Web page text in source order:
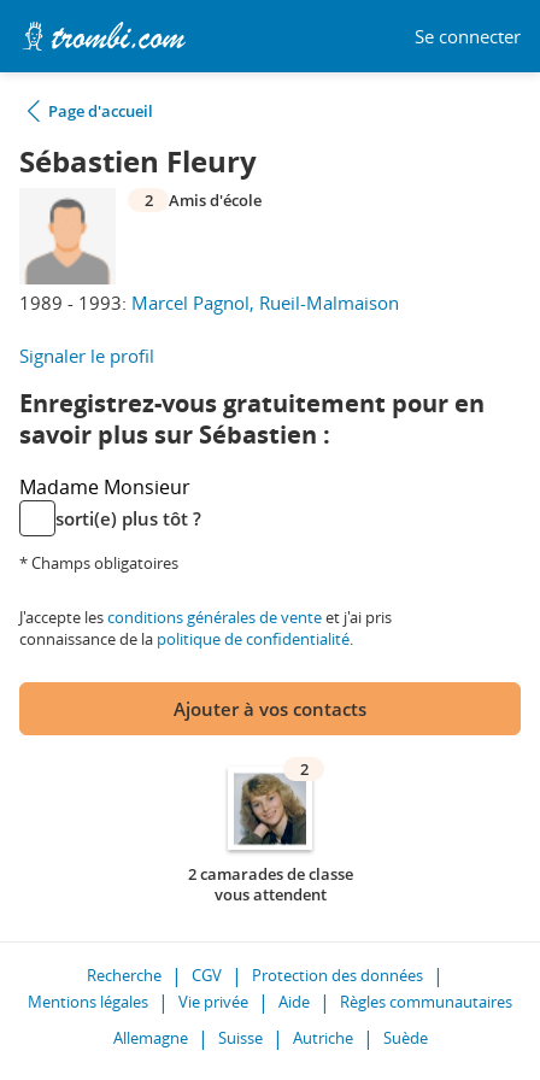
Se connecter
Page d'accueil
Sébastien Fleury
1989 - 1993: Marcel Pagnol, Rueil-Malmaison
2 Amis d'école
Signaler le profil
Enregistrez-vous gratuitement pour en
savoir plus sur Sébastien :
Madame Monsieur
sorti(e) plus tôt ?
* Champs obligatoires
J'accepte lesconditions générales de venteet j'ai pris
connaissance de la politique de confidentialité.
Ajouter à vos contacts
2
2 camarades de classe
vous attendent
Recherche CGV
Protection des données
Mentions légales
Vie privée Aide
Règles communautaires
Allemagne
Suisse Autriche Suède